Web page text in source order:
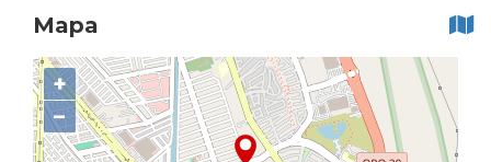
Mapa
+
−